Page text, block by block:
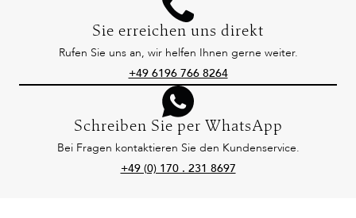
Sie erreichen uns direkt
Rufen Sie uns an, wir helfen Ihnen gerne weiter.
+49 6196 766 8264
Schreiben Sie per WhatsApp
Bei Fragen kontaktieren Sie den Kundenservice.
+49 (0) 170 . 231 8697